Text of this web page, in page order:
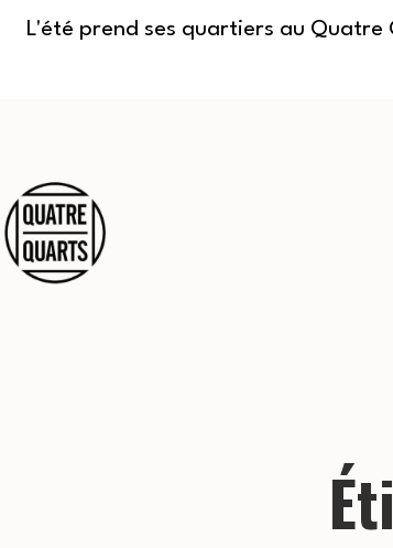
L'été prend ses quartiers au
contenu